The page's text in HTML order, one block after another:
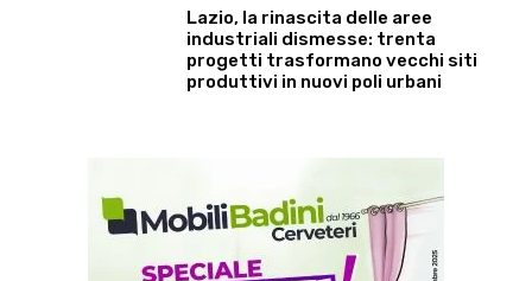
Lazio, la rinascita delle aree
industriali dismesse: trenta
progetti trasformano vecchi siti
produttivi in nuovi poli urbani